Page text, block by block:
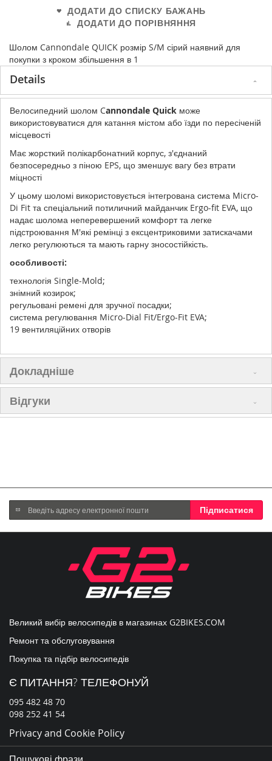
ДОДАТИ ДО СПИСКУ БАЖАНЬ
ДОДАТИ ДО ПОРІВНЯННЯ
Шолом Cannondale QUICK розмір S/M сірий наявний для
покупки з кроком збільшення в 1
Details
Велосипедний шолом Cannondale Quick може
використовуватися для катання містом або їзди по пересіченій
місцевості
Має жорсткий полікарбонатний корпус, з'єднаний
безпосередньо з піною EPS, що зменшує вагу без втрати
міцності
У цьому шоломі використовується інтегрована система Micro-
Di Fit та спеціальний потиличний майданчик Ergo-fit EVA, що
надає шолома неперевершений комфорт та легке
підстроювання М'які ремінці з ексцентриковими затискачами
легко регулюються та мають гарну зносостійкість.
особливості:
технологія Single-Mold;
знімний козирок;
регульовані ремені для зручної посадки;
система регулювання Micro-Dial Fit/Ergo-Fit EVA;
19 вентиляційних отворів
Докладніше
Відгуки
Підпишіться
на
нашу
Підписатися
Великий вибір велосипедів в магазинах G2BIKES.COM
Ремонт та обслуговування
Покупка та підбір велосипедів
Є ПИТАННЯ? ТЕЛЕФОНУЙ
095 482 48 70
098 252 41 54
Privacy and Cookie Policy